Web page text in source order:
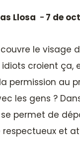
Llosa 7 de
le visage
idiots croient ça,
permission au
les gens ?
permet de
respectueux et